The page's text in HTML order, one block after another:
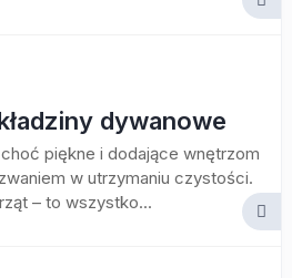
dywanowe
piękne i dodające wnętrzom
w utrzymaniu czystości.
– to wszystko...